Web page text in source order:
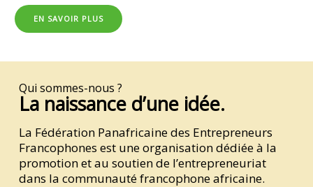
EN SAVOIR PLUS
Qui sommes-nous ?
La naissance d’une idée.
La Fédération Panafricaine des Entrepreneurs
Francophones est une organisation dédiée à la
promotion et au soutien de l’entrepreneuriat
dans la communauté francophone africaine.